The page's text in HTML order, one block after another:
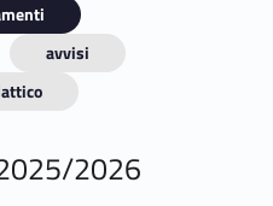
avvisi
2026